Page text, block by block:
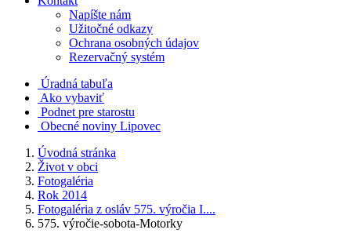
Napíšte nám
Užitočné odkazy
Ochrana osobných údajov
Rezervačný systém
Úradná tabuľa
Ako vybaviť
Podnet pre starostu
Obecné noviny Lipovec
Úvodná stránka
Život v obci
Fotogaléria
Rok 2014
Fotogaléria z osláv 575. výročia I....
575. výročie-sobota-Motorky